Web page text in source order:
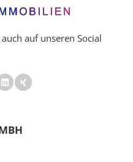
auf unseren Social